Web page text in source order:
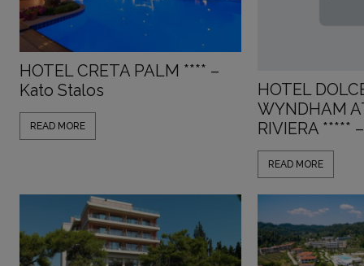
HOTEL CRETA PALM **** –
Kato Stalos
READ MORE
HOTEL
WYNDHAM
RIVIERA *****
READ MORE